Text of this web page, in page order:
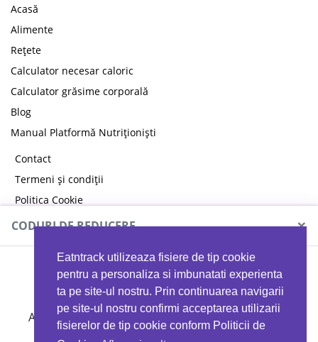
Eatntrack utilizeaza fisiere de tip cookie
pentru a personaliza si imbunatati experienta
ta pe site-ul nostru. Prin continuarea navigarii
pe site-ul nostru confirmi acceptarea utilizarii
fisierelor de tip cookie conform Politicii de
Acasă
Alimente
Rețete
Calculator necesar caloric
Calculator grăsime corporală
Blog
Manual Platformă Nutriționiști
Contact
Termeni și condiții
Politica Cookie
Politica de confidențialitate
CODURI DE REDUCERE ×
MYPROTEIN
Ai 40%reducere la orice comandă folosind codul
EATTRACK